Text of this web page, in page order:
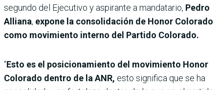
segundo del Ejecutivo y aspirante a mandatario, Pedro
Alliana, expone la consolidación de Honor Colorado
como movimiento interno del Partido Colorado.
“Esto es el posicionamiento del movimiento Honor
Colorado dentro de la ANR, esto significa que se ha